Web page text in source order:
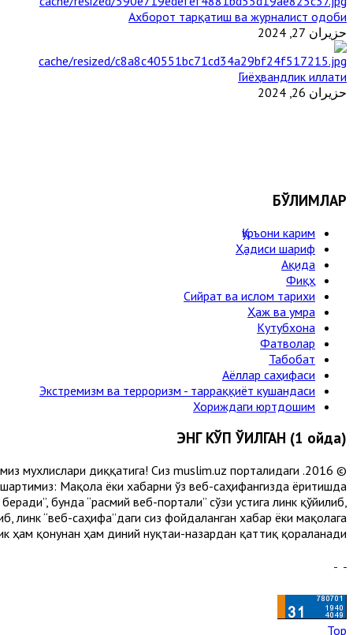
Ахборот тарқатиш ва журналист одоби
حزيران 27, 2024
Гиёҳвандлик иллати
حزيران 26, 2024
БЎЛИМЛАР
Қуръони карим
Ҳадиси шариф
Ақида
Фиқҳ
Сийрат ва ислом тарихи
Ҳаж ва умра
Кутубхона
Фатволар
Табобат
Аёллар саҳифаси
Экстремизм ва терроризм - тарраққиёт кушандаси
Хориждаги юртдошим
ЭНГ КЎП ЎҚИЛГАН (1 ойда)
мухлислари диққатига! Сиз muslim.uz порталидаги
Мақола ёки хабарни ўз веб-саҳифангизда ёритишда
бунда “расмий веб-портали” сўзи устига линк қўйилиб,
линк “веб-саҳифа”даги сиз фойдаланган хабар ёки мақолага
ҳам қонунан ҳам диний нуқтаи-назардан қаттиқ қораланади.
Top